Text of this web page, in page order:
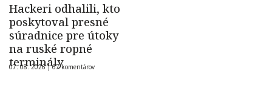
Hackeri odhalili, kto
poskytoval presné
súradnice pre útoky
na ruské ropné
terminály
07. 08. 2026 |67 komentárov